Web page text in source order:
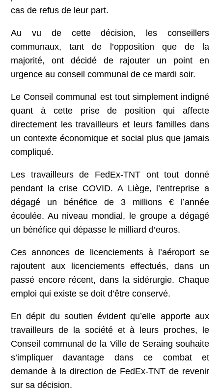
cas de refus de leur part.
Au vu de cette décision, les conseillers
communaux, tant de l’opposition que de la
majorité, ont décidé de rajouter un point en
urgence au conseil communal de ce mardi soir.
Le Conseil communal est tout simplement indigné
quant à cette prise de position qui affecte
directement les travailleurs et leurs familles dans
un contexte économique et social plus que jamais
compliqué.
Les travailleurs de FedEx-TNT ont tout donné
pendant la crise COVID. A Liège, l’entreprise a
dégagé un bénéfice de 3 millions € l’année
écoulée. Au niveau mondial, le groupe a dégagé
un bénéfice qui dépasse le milliard d’euros.
Ces annonces de licenciements à l’aéroport se
rajoutent aux licenciements effectués, dans un
passé encore récent, dans la sidérurgie. Chaque
emploi qui existe se doit d’être conservé.
En dépit du soutien évident qu’elle apporte aux
travailleurs de la société et à leurs proches, le
Conseil communal de la Ville de Seraing souhaite
s’impliquer davantage dans ce combat et
demande à la direction de FedEx-TNT de revenir
sur sa décision.